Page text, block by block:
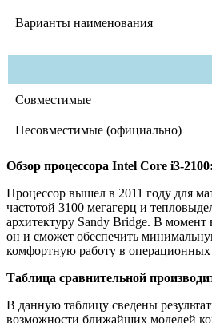
Варианты наименования
Совместимые
Несовместимые (официально)
Обзор процессора Intel Core i3-2100:
Процессор вышел в 2011 году для
частотой 3100 мегагерц и
архитектуру Sandy Bridge. В
он и сможет обеспечить
комфортную работу в операционных
Таблица сравнительной
В данную таблицу сведены
возможности ближайших моделей